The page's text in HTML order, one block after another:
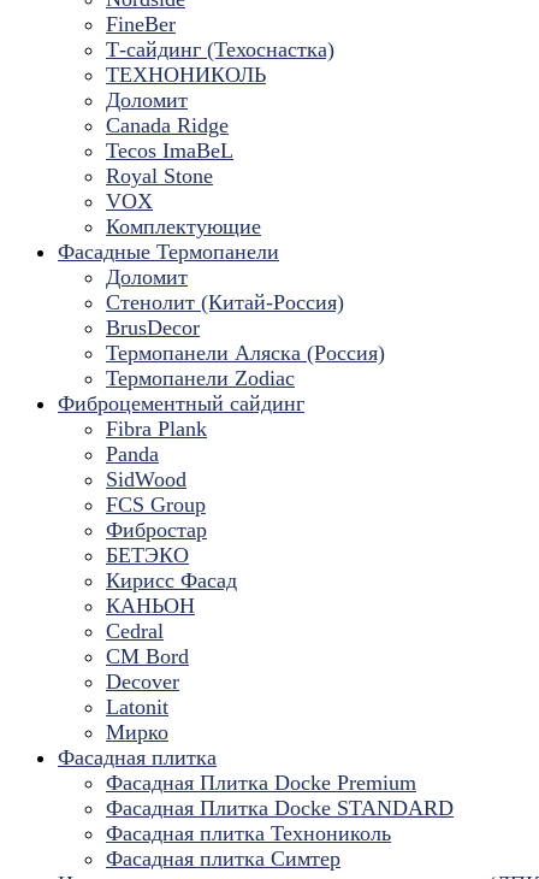
FineBer
Т-сайдинг (Техоснастка)
ТЕХНОНИКОЛЬ
Доломит
Canada Ridge
Tecos ImaBeL
Royal Stone
VOX
Комплектующие
Фасадные Термопанели
Доломит
Стенолит (Китай-Россия)
BrusDecor
Термопанели Аляска (Россия)
Термопанели Zodiac
Фиброцементный сайдинг
Fibra Plank
Panda
SidWood
FCS Group
Фибростар
БЕТЭКО
Кирисс Фасад
КАНЬОН
Cedral
CM Bord
Decover
Latonit
Мирко
Фасадная плитка
Фасадная Плитка Docke Premium
Фасадная Плитка Docke STANDARD
Фасадная плитка Технониколь
Фасадная плитка Симтер